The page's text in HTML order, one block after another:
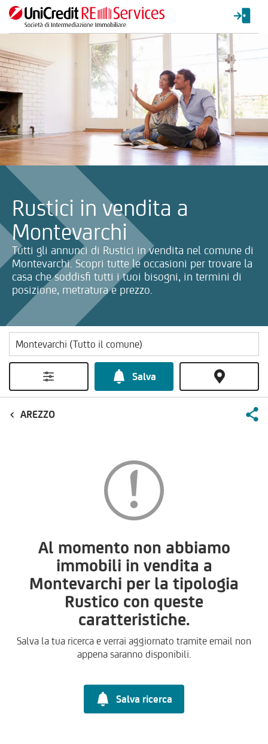
Rustici in vendita a
Montevarchi
Tutti gli annunci di Rustici in vendita nel comune di
Montevarchi. Scopri tutte le occasioni per trovare la
casa che soddisfi tutti i tuoi bisogni, in termini di
posizione, metratura e prezzo.
La ricerca verrà inviata automaticamente alla selezione delle
Salva
AREZZO
Al momento non abbiamo
immobili in vendita a
Montevarchi per la tipologia
Rustico con queste
caratteristiche.
Salva la tua ricerca e verrai aggiornato tramite email non
appena saranno disponibili.
Salva ricerca